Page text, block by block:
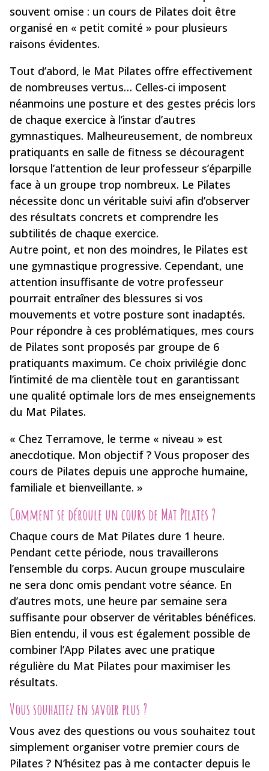
souvent omise : un cours de Pilates doit être
organisé en « petit comité » pour plusieurs
raisons évidentes.
Tout d’abord, le Mat Pilates offre effectivement
de nombreuses vertus… Celles-ci imposent
néanmoins une posture et des gestes précis lors
de chaque exercice à l’instar d’autres
gymnastiques. Malheureusement, de nombreux
pratiquants en salle de fitness se découragent
lorsque l’attention de leur professeur s’éparpille
face à un groupe trop nombreux. Le Pilates
nécessite donc un véritable suivi afin d’observer
des résultats concrets et comprendre les
subtilités de chaque exercice.
Autre point, et non des moindres, le Pilates est
une gymnastique progressive. Cependant, une
attention insuffisante de votre professeur
pourrait entraîner des blessures si vos
mouvements et votre posture sont inadaptés.
Pour répondre à ces problématiques, mes cours
de Pilates sont proposés par groupe de 6
pratiquants maximum. Ce choix privilégie donc
l’intimité de ma clientèle tout en garantissant
une qualité optimale lors de mes enseignements
du Mat Pilates.
« Chez Terramove, le terme « niveau » est
anecdotique. Mon objectif ? Vous proposer des
cours de Pilates depuis une approche humaine,
familiale et bienveillante. »
Comment se déroule un cours de Mat Pilates ?
Chaque cours de Mat Pilates dure 1 heure.
Pendant cette période, nous travaillerons
l’ensemble du corps. Aucun groupe musculaire
ne sera donc omis pendant votre séance. En
d’autres mots, une heure par semaine sera
suffisante pour observer de véritables bénéfices.
Bien entendu, il vous est également possible de
combiner l’App Pilates avec une pratique
régulière du Mat Pilates pour maximiser les
résultats.
Vous souhaitez en savoir plus ?
Vous avez des questions ou vous souhaitez tout
simplement organiser votre premier cours de
Pilates ? N’hésitez pas à me contacter depuis le